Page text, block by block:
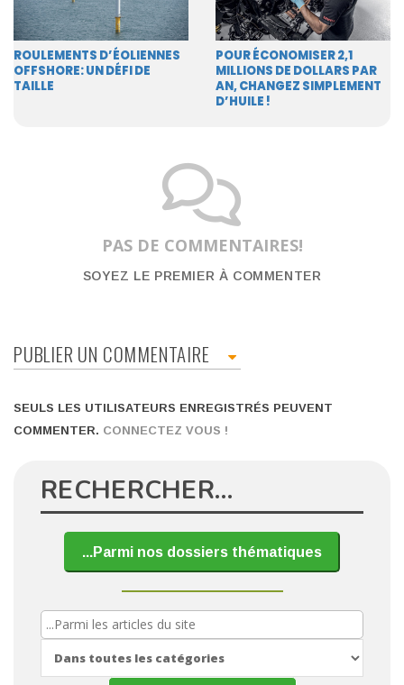
ROULEMENTS D’ÉOLIENNES
OFFSHORE: UN DÉFI DE
TAILLE
POUR ÉCONOMISER 2,1
MILLIONS DE DOLLARS PAR
AN, CHANGEZ SIMPLEMENT
D’HUILE !
PAS DE COMMENTAIRES!
SOYEZ LE PREMIER À COMMENTER
PUBLIER UN COMMENTAIRE
SEULS LES UTILISATEURS ENREGISTRÉS PEUVENT
COMMENTER. CONNECTEZ VOUS !
RECHERCHER…
...Parmi nos dossiers thématiques